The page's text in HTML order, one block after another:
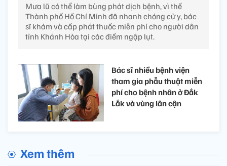
Mưa lũ có thể làm bùng phát dịch bệnh, vì thế
Thành phố Hồ Chí Minh đã nhanh chóng cử y, bác
sĩ khám và cấp phát thuốc miễn phí cho người dân
tỉnh Khánh Hòa tại các điểm ngập lụt.
Bác sĩ nhiều bệnh viện
tham gia phẫu thuật miễn
phí cho bệnh nhân ở Đắk
Lắk và vùng lân cận
Xem thêm